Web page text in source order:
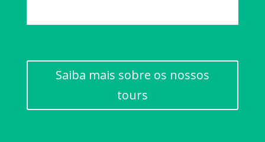
Saiba mais sobre os nossos
tours